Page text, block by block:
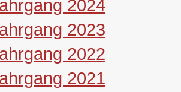
2024
2023
2022
2021